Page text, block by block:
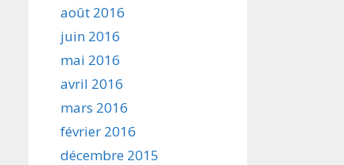
août 2016
juin 2016
mai 2016
avril 2016
mars 2016
février 2016
décembre 2015